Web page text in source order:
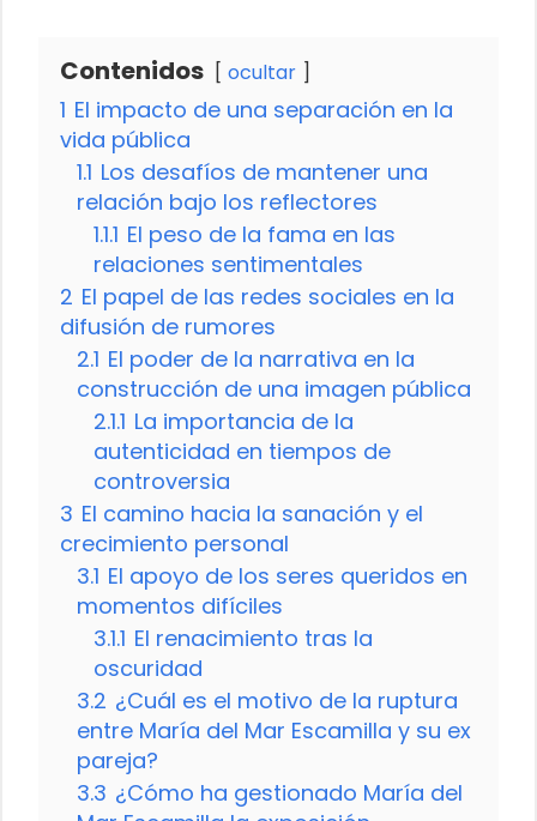
Contenidos ocultar
1 El impacto de una separación en la
vida pública
1.1 Los desafíos de mantener una
relación bajo los reflectores
1.1.1 El peso de la fama en las
relaciones sentimentales
2 El papel de las redes sociales en la
difusión de rumores
2.1 El poder de la narrativa en la
construcción de una imagen pública
2.1.1 La importancia de la
autenticidad en tiempos de
controversia
3 El camino hacia la sanación y el
crecimiento personal
3.1 El apoyo de los seres queridos en
momentos difíciles
3.1.1 El renacimiento tras la
oscuridad
3.2 ¿Cuál es el motivo de la ruptura
entre María del Mar Escamilla y su ex
pareja?
3.3 ¿Cómo ha gestionado María del